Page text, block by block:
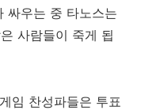
싸우는 중 타노스는
사람들이 죽게 됩
임 찬성파들은 투표